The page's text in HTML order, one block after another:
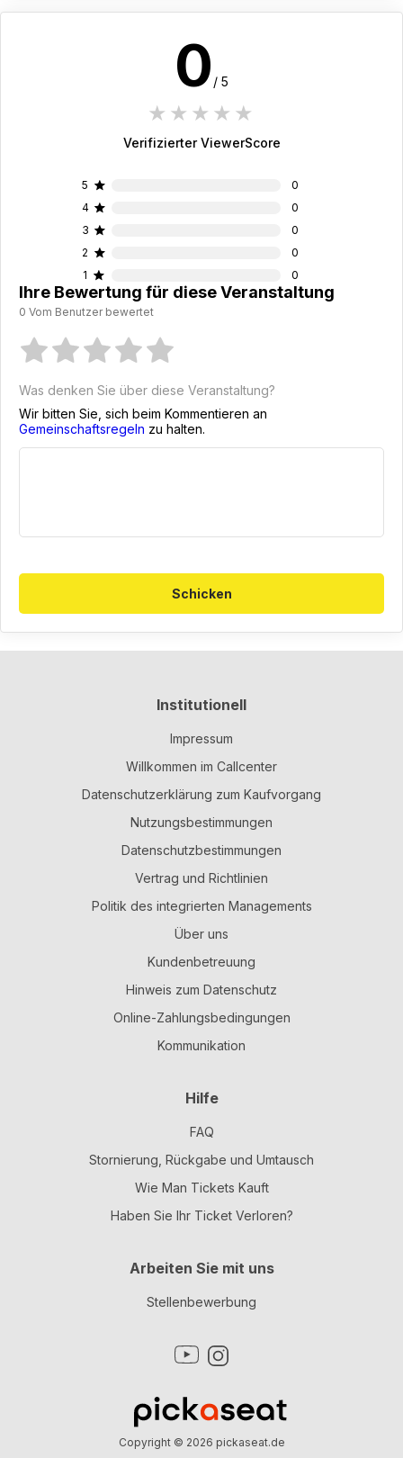
Ihre Bewertung für diese Veranstaltung
0 Vom Benutzer bewertet
Was denken Sie über diese Veranstaltung?
Wir bitten Sie, sich beim Kommentieren an
Gemeinschaftsregeln zu halten.
Schicken
0 / 5
4 stars
3 stars
2 stars
1 star
Verifizierter ViewerScore
5
0
4
0
3
0
2
0
1
0
Institutionell
Impressum
Willkommen im Callcenter
Datenschutzerklärung zum Kaufvorgang
Nutzungsbestimmungen
Datenschutzbestimmungen
Vertrag und Richtlinien
Politik des integrierten Managements
Über uns
Kundenbetreuung
Hinweis zum Datenschutz
Online-Zahlungsbedingungen
Kommunikation
Hilfe
FAQ
Stornierung, Rückgabe und Umtausch
Wie Man Tickets Kauft
Haben Sie Ihr Ticket Verloren?
Arbeiten Sie mit uns
Stellenbewerbung
Copyright © 2026 pickaseat.de